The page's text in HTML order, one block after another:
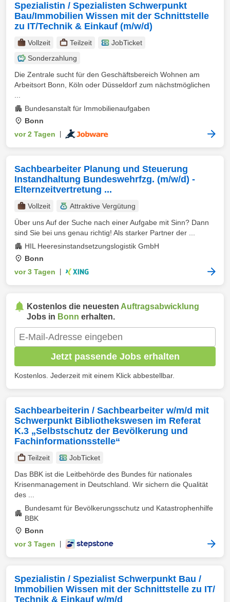
Spezialistin / Spezialisten Schwerpunkt
Bau/Immobilien Wissen mit der Schnittstelle
zu IT/Technik & Einkauf (m/w/d)
Vollzeit Teilzeit
JobTicket
Sonderzahlung
Die Zentrale sucht für den Geschäftsbereich Wohnen am
Arbeitsort Bonn, Köln oder Düsseldorf zum nächstmöglichen
Bundesanstalt für Immobilienaufgaben
Bonn
vor 2 Tagen
Sachbearbeiter Planung und Steuerung
Instandhaltung Bundeswehrfzg. (m/w/d) -
Elternzeitvertretung ...
Vollzeit
Attraktive Vergütung
Über uns Auf der Suche nach einer Aufgabe mit Sinn? Dann
sind Sie bei uns genau richtig! Als starker Partner der ...
HIL Heeresinstandsetzungslogistik GmbH
Bonn
vor 3 Tagen
Kostenlos die neuesten Auftragsabwicklung
Jobs in Bonn erhalten.
Jetzt passende Jobs erhalten
Kostenlos. Jederzeit mit einem Klick abbestellbar.
Sachbearbeiterin / Sachbearbeiter w/m/d mit
Schwerpunkt Bibliothekswesen im Referat
K.3 „Selbstschutz der Bevölkerung und
Fachinformationsstelle“
Teilzeit
JobTicket
Das BBK ist die Leitbehörde des Bundes für nationales
Krisenmanagement in Deutschland. Wir sichern die Qualität
des ...
Bundesamt für Bevölkerungsschutz und Katastrophenhilfe
BBK
Bonn
vor 3 Tagen
Spezialistin / Spezialist Schwerpunkt Bau /
Immobilien Wissen mit der Schnittstelle zu IT/
Technik & Einkauf w/m/d